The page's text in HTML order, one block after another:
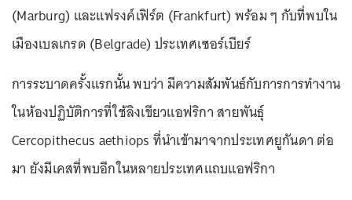
(Marburg) และแฟรงค์เฟิร์ต (Frankfurt) พร้อม ๆ กับที่พบใน
เมืองเบลเกรด (Belgrade) ประเทศเซอร์เบียร์
การระบาดครั้งแรกนั้น พบว่า มีความสัมพันธ์กับการการทำงาน
ในห้องปฏิบัติการที่ใช้ลิงเขียวแอฟริกา สายพันธุ์
Cercopithecus aethiops ที่นำเข้ามาจากประเทศยูกันดา ต่อ
มา ยังมีเคสที่พบอีกในหลายประเทศแถบแอฟริกา